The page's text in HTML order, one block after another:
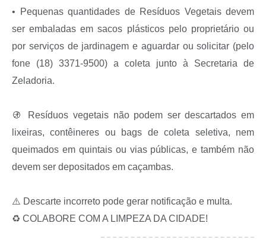
• Pequenas quantidades de Resíduos Vegetais devem
ser embaladas em sacos plásticos pelo proprietário ou
por serviços de jardinagem e aguardar ou solicitar (pelo
fone (18) 3371-9500) a coleta junto à Secretaria de
Zeladoria.
🚯 Resíduos vegetais não podem ser descartados em
lixeiras, contêineres ou bags de coleta seletiva, nem
queimados em quintais ou vias públicas, e também não
devem ser depositados em caçambas.
⚠️ Descarte incorreto pode gerar notificação e multa.
♻️ COLABORE COM A LIMPEZA DA CIDADE!